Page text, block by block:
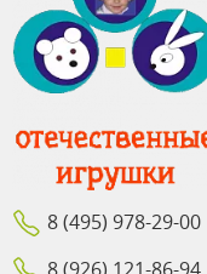
8 (495) 978-29-00